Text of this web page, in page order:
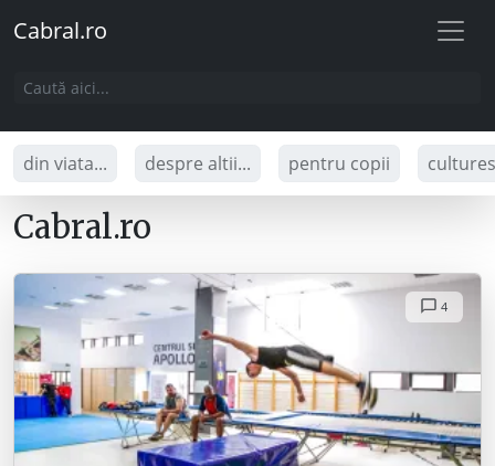
Cabral.ro
din viata... despre altii... pentru copii
Cabral.ro
4